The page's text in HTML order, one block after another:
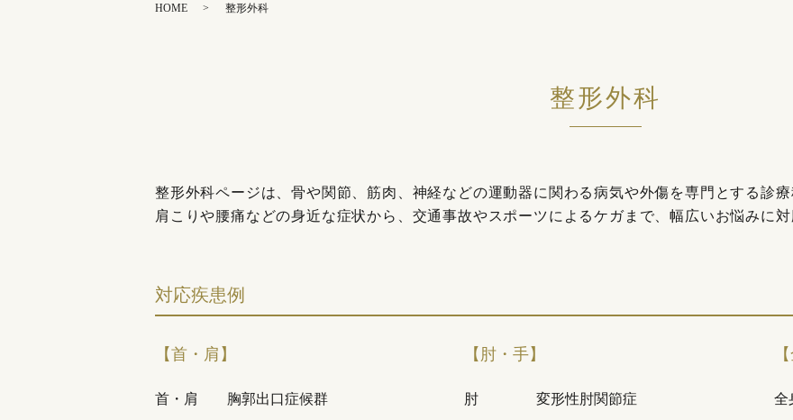
HOME 整形外科
整形外科
整形外科ページは、骨や関節、筋肉、神経などの運動器に関わる病気や外傷を専門とする診療
肩こりや腰痛などの身近な症状から、交通事故やスポーツによるケガまで、幅広いお悩みに対
対応疾患例
【首・肩】
首・肩
胸郭出口症候群
【肘・手】
肘
変形性肘関節症
全